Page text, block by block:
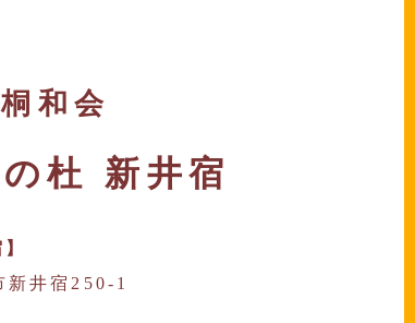
和会
杜 新井宿
井宿250-1